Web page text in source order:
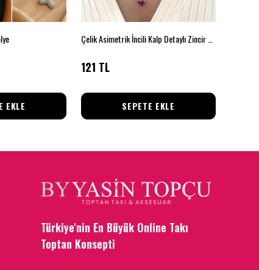
EKLE
121 TL
SEPETE EKLE
Türkiye'nin En Büyük Online Takı
Toptan Konsepti